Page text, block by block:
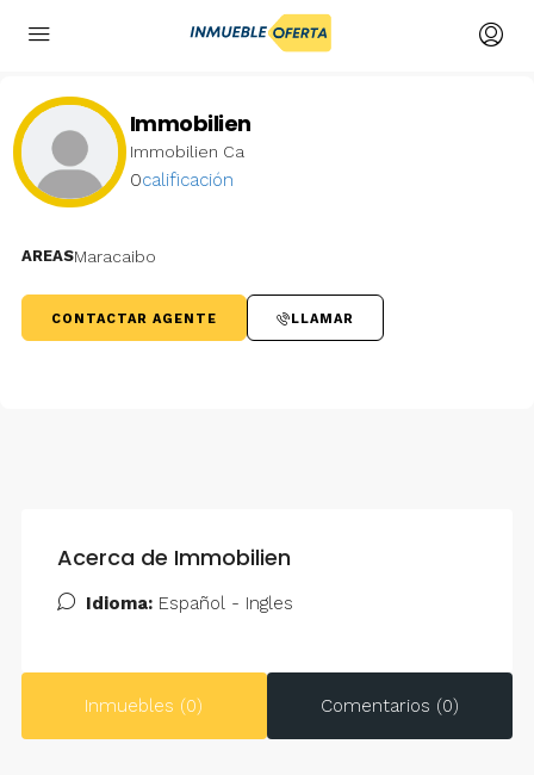
Immobilien
Immobilien Ca
0calificación
AREASMaracaibo
CONTACTAR AGENTE LLAMAR
Acerca de Immobilien
Idioma: Español - Ingles
Inmuebles (0) Comentarios (0)